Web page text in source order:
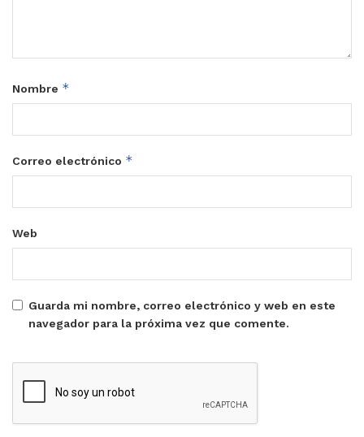
Nombre *
Correo electrónico *
Web
Guarda mi nombre, correo electrónico y web en este
navegador para la próxima vez que comente.